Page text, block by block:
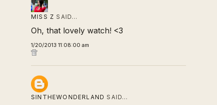
MISS Z SAID…
Oh, that lovely watch! <3
1/20/2013 11:08:00 am
SINTHEWONDERLAND SAID…